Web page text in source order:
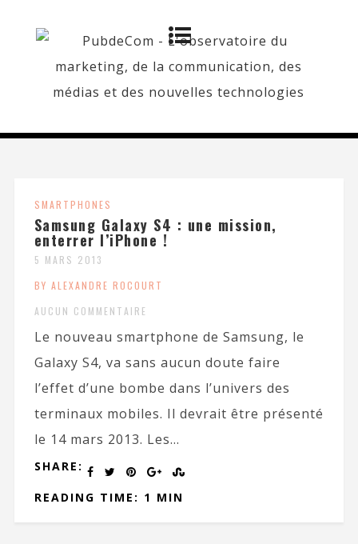
SMARTPHONES
Samsung Galaxy S4 : une mission,
enterrer l’iPhone !
5 MARS 2013
BY ALEXANDRE ROCOURT
AUCUN COMMENTAIRE
Le nouveau smartphone de Samsung, le
Galaxy S4, va sans aucun doute faire
l’effet d’une bombe dans l’univers des
terminaux mobiles. Il devrait être présenté
le 14 mars 2013. Les...
SHARE:
READING TIME: 1 MIN